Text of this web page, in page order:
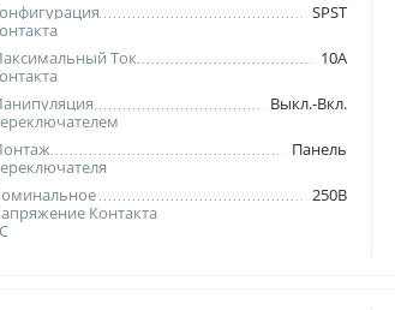
SPST
Ток
10А
Выкл.-Вкл.
Панель
Контакта
250В